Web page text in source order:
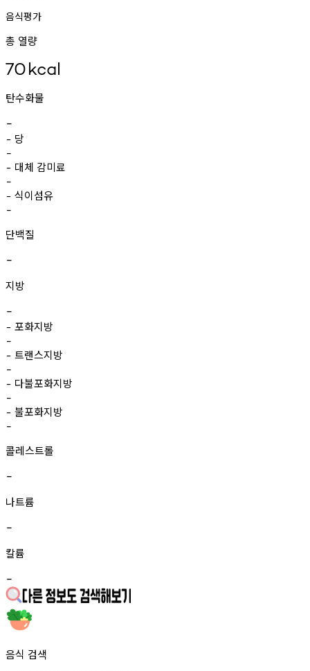
음식평가
총 열량
70kcal
탄수화물
-
- 당
-
- 대체 감미료
-
- 식이섬유
-
단백질
-
지방
-
- 포화지방
-
- 트랜스지방
-
- 다불포화지방
-
- 불포화지방
-
콜레스트롤
-
나트륨
-
칼륨
-
음식 검색